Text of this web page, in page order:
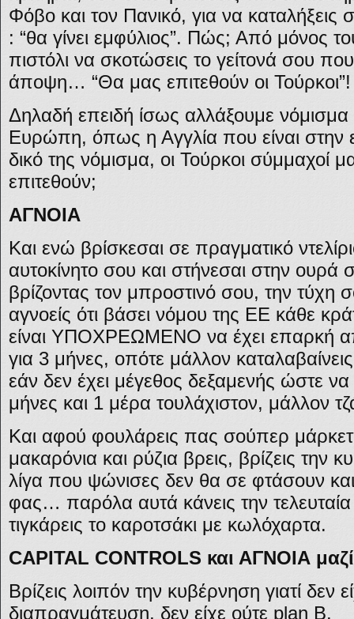
Φόβο και τον Πανικό, για να
: “θα γίνει εμφύλιος”. Πώς; Από μόνος
πιστόλι να σκοτώσεις το γείτονά σου που
άποψη… “Θα μας επιτεθούν οι Τούρκοι”!
Δηλαδή επειδή ίσως αλλάξουμε νόμισμα
Ευρώπη, όπως η Αγγλία που είναι στην
δικό της νόμισμα, οι Τούρκοι
επιτεθούν;
ΑΓΝΟΙΑ
Και ενώ βρίσκεσαι σε πραγματικό
αυτοκίνητο σου και στήνεσαι στην ουρά
βρίζοντας τον μπροστινό σου, την τύχη
αγνοείς ότι βάσει νόμου της ΕΕ κάθε
είναι ΥΠΟΧΡΕΩΜΕΝΟ να έχει επαρκή
για 3 μήνες, οπότε μάλλον
εάν δεν έχει μέγεθος δεξαμενής ώστε να
μήνες και 1 μέρα τουλάχιστον, μάλλον
Και αφού φουλάρεις πας σούπερ μάρκετ
μακαρόνια και ρύζια βρεις, βρίζεις την
λίγα που ψώνισες δεν θα σε φτάσουν και
φας… παρόλα αυτά κάνεις την τελευταία
τιγκάρεις το καροτσάκι με κωλόχαρτα.
CAPITAL CONTROLS και ΑΓΝΟΙΑ
Βρίζεις λοιπόν την κυβέρνηση γιατί δεν
διαπραγμάτευση, δεν είχε ούτε plan B.